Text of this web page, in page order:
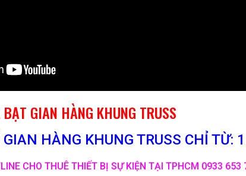
GIAN HÀNG KHUNG TRUSS
GIAN HÀNG KHUNG TRUSS CHỈ
CHO THUÊ THIẾT BỊ SỰ KIỆN TẠI TPHCM 0933